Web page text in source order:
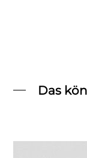
Das